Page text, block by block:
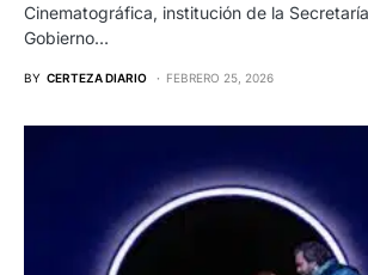
Cinematográfica, institución de la
Gobierno…
BY CERTEZA DIARIO FEBRERO 25, 2026